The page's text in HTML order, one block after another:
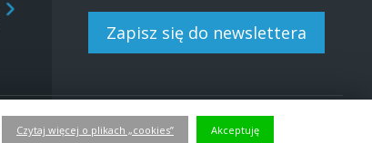
Zapisz się do newslettera
BIP|EN
Czytaj więcej o plikach „cookies” Akceptuję